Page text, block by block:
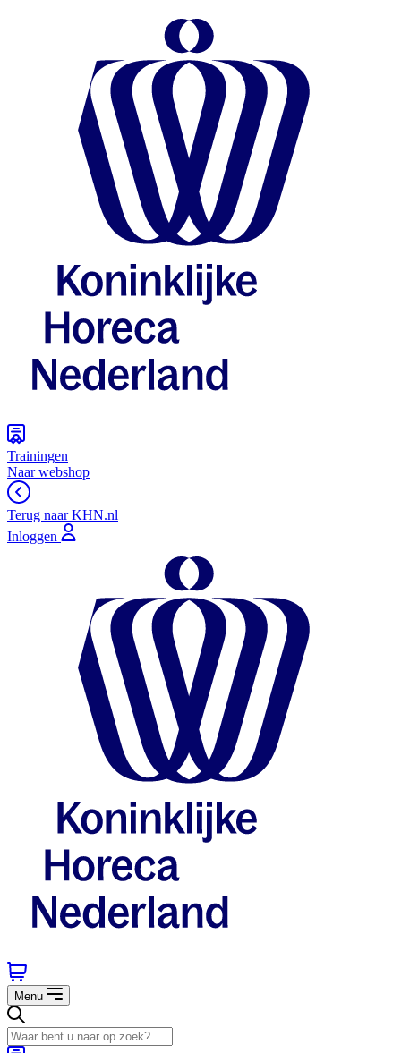
Trainingen
Naar webshop
Terug naar KHN.nl
Inloggen
Menu